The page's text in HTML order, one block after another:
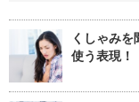
くしゃみ
使う表現！